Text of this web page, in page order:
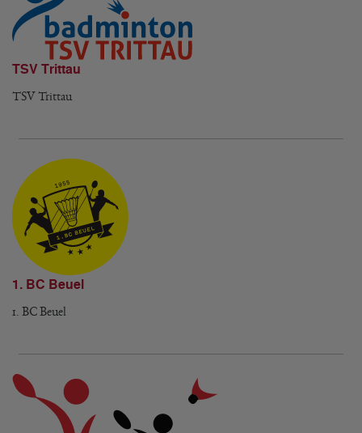
TSV Trittau
TSV Trittau
1. BC Beuel
1. BC Beuel